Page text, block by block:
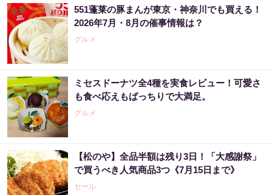
551蓬莱の豚まんが東京・神奈川でも買える！
2026年7月・8月の催事情報は？
グルメ
ミセスドーナツ全4種を実食レビュー！可愛さ
も食べ応えもばっちりで大満足。
グルメ
【松のや】全品半額は残り3日！「大感謝祭」
で買うべき人気商品3つ《7月15日まで》
セール